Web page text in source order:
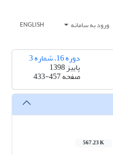
ورود به سامانه ENGLISH
دوره 16، شماره 3
پاییز 1398
صفحه433-457
567.23 K